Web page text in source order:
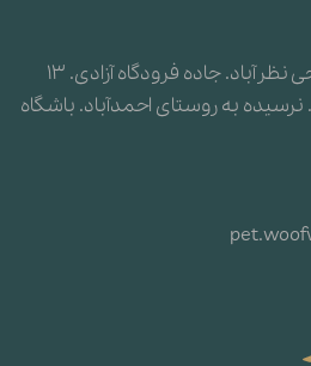
اتوبان تهران - قزوین. خروجی نظرآباد. جاده فرودگاه آزادی. 13
به روستای احمدآباد. باشگاه